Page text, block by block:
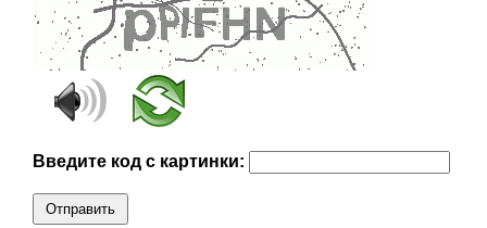
Введите код с картинки:
Отправить